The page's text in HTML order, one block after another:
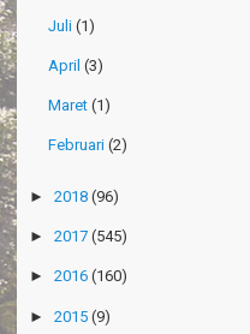
Juli (1)
April (3)
Maret (1)
Februari (2)
► 2018 (96)
► 2017 (545)
► 2016 (160)
► 2015 (9)